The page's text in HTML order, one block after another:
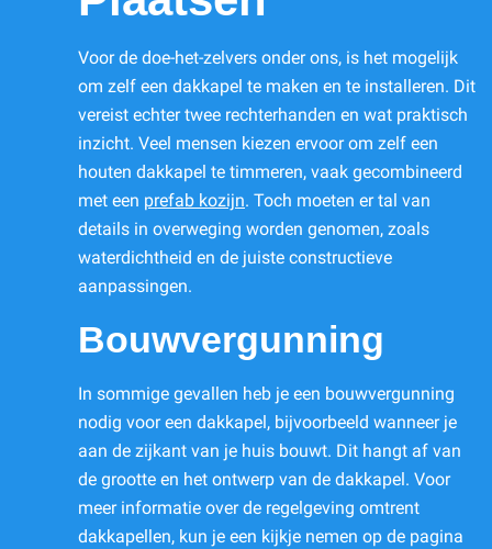
Voor de doe-het-zelvers onder ons, is het mogelijk
om zelf een dakkapel te maken en te installeren. Dit
vereist echter twee rechterhanden en wat praktisch
inzicht. Veel mensen kiezen ervoor om zelf een
houten dakkapel te timmeren, vaak gecombineerd
met een prefab kozijn. Toch moeten er tal van
details in overweging worden genomen, zoals
waterdichtheid en de juiste constructieve
aanpassingen.
Bouwvergunning
In sommige gevallen heb je een bouwvergunning
nodig voor een dakkapel, bijvoorbeeld wanneer je
aan de zijkant van je huis bouwt. Dit hangt af van
de grootte en het ontwerp van de dakkapel. Voor
meer informatie over de regelgeving omtrent
dakkapellen, kun je een kijkje nemen op de pagina